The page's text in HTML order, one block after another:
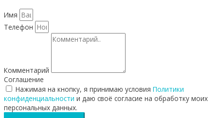
Имя
Телефон
Комментарий
Соглашение
Нажимая на кнопку, я принимаю условия Политики
конфиденциальности и даю своё согласие на обработку моих
персональных данных.